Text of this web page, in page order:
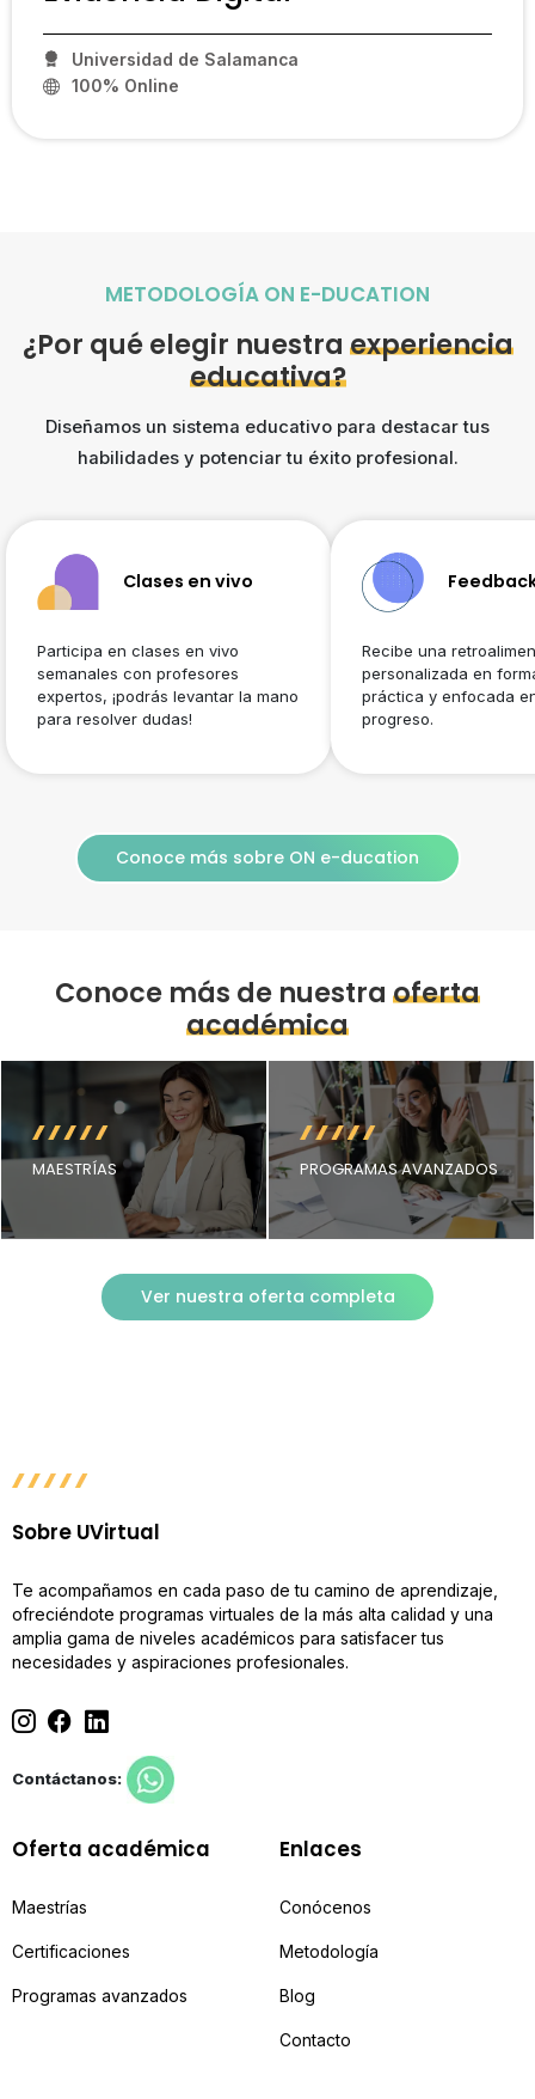
Universidad de Salamanca
100% Online
METODOLOGÍA ON E-DUCATION
¿Por qué elegir nuestra experiencia
educativa?
Diseñamos un sistema educativo para destacar tus
habilidades y potenciar tu éxito profesional.
Participa en clases en vivo
semanales con profesores
expertos, ¡podrás levantar la mano
para resolver dudas!
Clases en vivo
Recibe una
personalizada en
práctica y enfocada
progreso.
Conoce más sobre ON e-ducation
Conoce más de nuestra oferta
académica
MAESTRÍAS PROGRAMAS AVANZADOS
Ver nuestra oferta completa
Sobre UVirtual
Te acompañamos en cada paso de tu camino de aprendizaje,
ofreciéndote programas virtuales de la más alta calidad y una
amplia gama de niveles académicos para satisfacer tus
necesidades y aspiraciones profesionales.
Contáctanos:
Oferta académica
Maestrías
Certificaciones
Programas avanzados
Enlaces
Conócenos
Metodología
Blog
Contacto